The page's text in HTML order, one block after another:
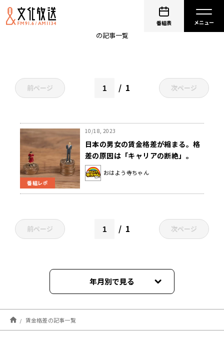
番組表
の記事一覧
前ページ 1 次ページ
番組レポ
10/18, 2023
日本の男女の賃金格差が縮まる。格
差の原因は「キャリアの断絶」。
おはよう寺ちゃん
前ページ 1 次ページ
年月別で見る
2026年03月
2025年04月
賃金格差の記事一覧